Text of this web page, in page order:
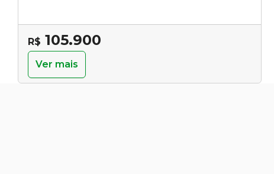
R$ 105.900
Ver mais